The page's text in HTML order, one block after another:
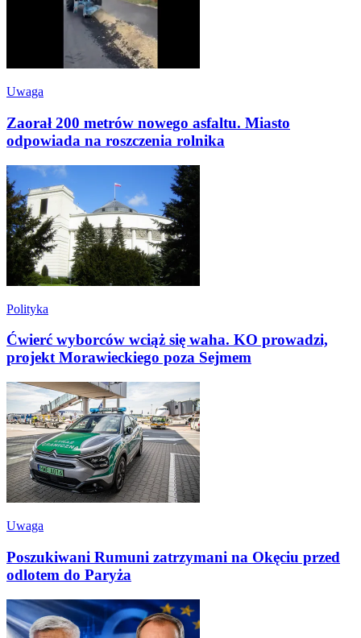
Uwaga
Zaorał 200 metrów nowego asfaltu. Miasto
odpowiada na roszczenia rolnika
Polityka
Ćwierć wyborców wciąż się waha. KO prowadzi,
projekt Morawieckiego poza Sejmem
Uwaga
Poszukiwani Rumuni zatrzymani na Okęciu przed
odlotem do Paryża